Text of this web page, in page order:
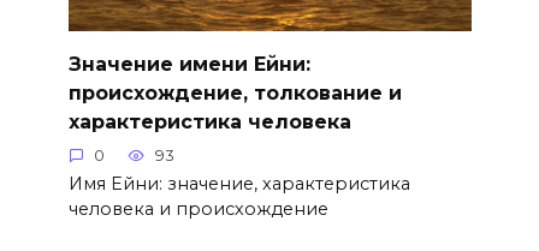
Значение имени Ейни:
происхождение, толкование и
характеристика человека
0 93
Имя Ейни: значение, характеристика
человека и происхождение